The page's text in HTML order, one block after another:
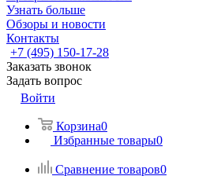
Узнать больше
Обзоры и новости
Контакты
+7 (495) 150-17-28
Заказать звонок
Задать вопрос
Войти
Корзина0
Избранные товары0
Сравнение товаров0